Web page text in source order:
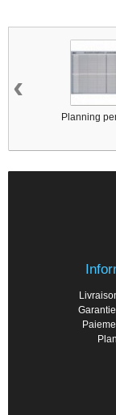
Planning
‹